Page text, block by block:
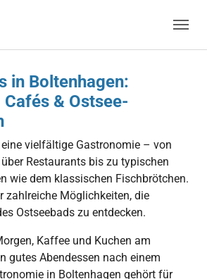
in Boltenhagen:
& Ostsee-
vielfältige Gastronomie – von
Restaurants bis zu typischen
wie dem klassischen Fischbrötchen.
zahlreiche Möglichkeiten, die
Ostseebads zu entdecken.
Kaffee und Kuchen am
gutes Abendessen nach einem
in Boltenhagen gehört für